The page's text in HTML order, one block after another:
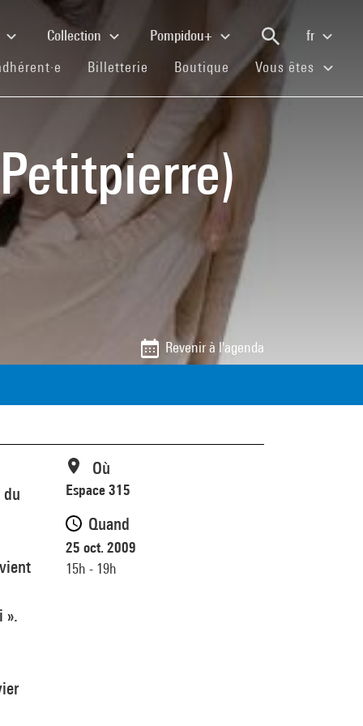
Collection Pompidou+
fr
(current)
Billetterie (current)
Boutique (current)
Vous êtes
Revenir à l'agenda
».
Où
Espace 315
Quand
25 oct. 2009
15h - 19h